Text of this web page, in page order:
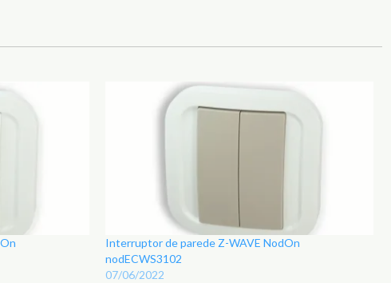
Interruptor de parede Z-WAVE NodOn
nodECWS3102
07/06/2022